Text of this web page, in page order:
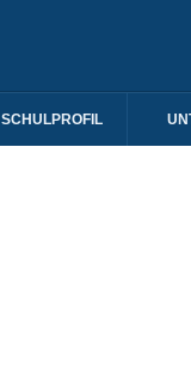
SCHULPROFIL